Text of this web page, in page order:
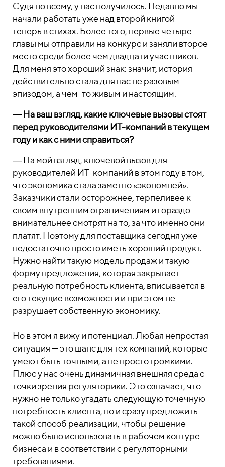
Судя по всему, у нас получилось. Недавно мы
начали работать уже над второй книгой —
теперь в стихах. Более того, первые четыре
главы мы отправили на конкурс и заняли второе
место среди более чем двадцати участников.
Для меня это хороший знак: значит, история
действительно стала для нас не разовым
эпизодом, а чем-то живым и настоящим.
― На ваш взгляд, какие ключевые вызовы стоят
перед руководителями ИТ-компаний в текущем
году и как с ними справиться?
― На мой взгляд, ключевой вызов для
руководителей ИТ-компаний в этом году в том,
что экономика стала заметно «экономней».
Заказчики стали осторожнее, терпеливее к
своим внутренним ограничениям и гораздо
внимательнее смотрят на то, за что именно они
платят. Поэтому для поставщика сегодня уже
недостаточно просто иметь хороший продукт.
Нужно найти такую модель продаж и такую
форму предложения, которая закрывает
реальную потребность клиента, вписывается в
его текущие возможности и при этом не
разрушает собственную экономику.
Но в этом я вижу и потенциал. Любая непростая
ситуация — это шанс для тех компаний, которые
умеют быть точными, а не просто громкими.
Плюс у нас очень динамичная внешняя среда с
точки зрения регуляторики. Это означает, что
нужно не только угадать следующую точечную
потребность клиента, но и сразу предложить
такой способ реализации, чтобы решение
можно было использовать в рабочем контуре
бизнеса и в соответствии с регуляторными
требованиями.